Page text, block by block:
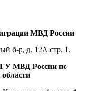
МВД России
б-р, д. 12А стр. 1.
ГУ МВД России по